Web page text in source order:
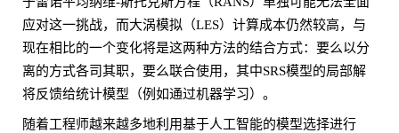
应对这一挑战，而大涡模拟（LES）计算成本仍然较高，与
现在相比的一个变化将是这两种方法的结合方式：要么以分
离的方式各司其职，要么联合使用，其中SRS模型的局部解
将反馈给统计模型（例如通过机器学习）。
随着工程师越来越多地利用基于人工智能的模型选择进行